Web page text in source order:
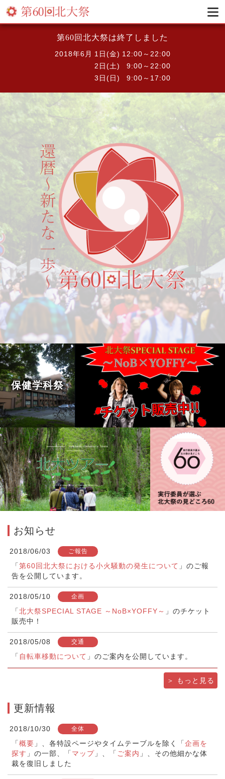
第60回北大祭は終了しました
2018年6月 1日(金) 12:00～22:00
2日(土)
9:00～22:00
3日(日)
9:00～17:00
保健学科祭
お知らせ
2018/06/03 ご報告
「第60回北大祭における小火騒動の発生について 」のご報
告を公開しています。
2018/05/10 企画
「北大祭SPECIAL STAGE ～NoB×YOFFY～ 」のチケット
販売中！
2018/05/08 交通
「 自転車移動について 」のご案内を公開しています。
＞ もっと見る
更新情報
2018/10/30 全体
「概要 」、各特設ページやタイムテーブルを除く「企画を
探す 」の一部、「 マップ 」、「 ご案内 」、その他細かな体
裁を復旧しました